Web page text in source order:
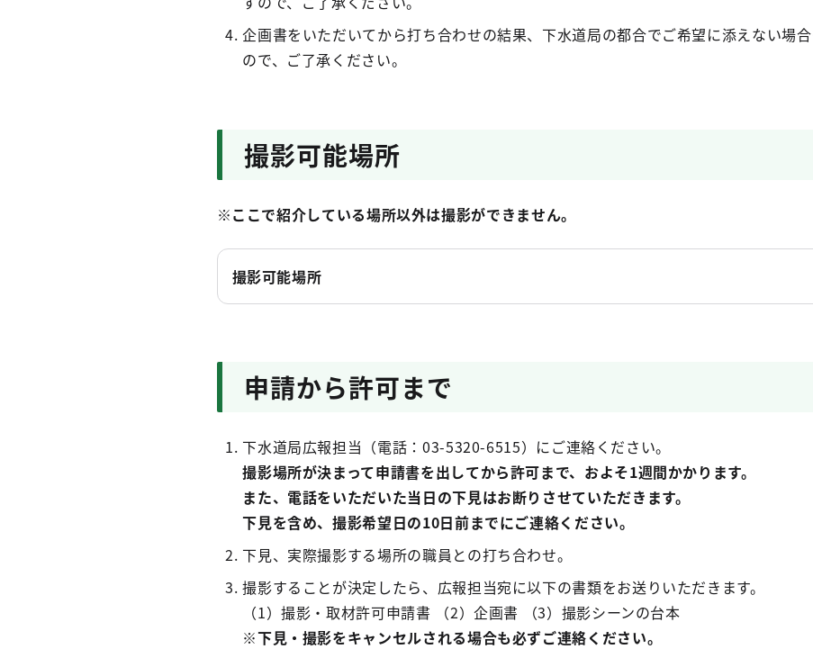
企画書をいただいてから打ち合わせの結果、下水道局の都合でご希望に添えない場
ので、ご了承ください。
撮影可能場所
※ここで紹介している場所以外は撮影ができません。
撮影可能場所
申請から許可まで
下水道局広報担当（電話：03-5320-6515）にご連絡ください。
撮影場所が決まって申請書を出してから許可まで、およそ1週間かかります。
また、電話をいただいた当日の下見はお断りさせていただきます。
下見を含め、撮影希望日の10日前までにご連絡ください。
下見、実際撮影する場所の職員との打ち合わせ。
撮影することが決定したら、広報担当宛に以下の書類をお送りいただきます。
（1）撮影・取材許可申請書 （2）企画書 （3）撮影シーンの台本
※下見・撮影をキャンセルされる場合も必ずご連絡ください。